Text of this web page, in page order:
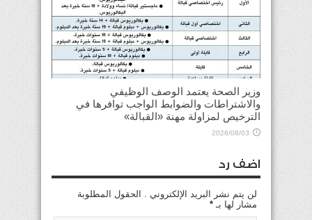
وزير الصحة يعتمد الوصف الوظيفي
والاشتراطات والضوابط الواجب توافرها في
الترخيص لمزاولة مهنة «القبالة»
2026/08/03
اضف رد
لن يتم نشر البريد الإلكتروني . الحقول المطلوبة
مشار لها بـ *